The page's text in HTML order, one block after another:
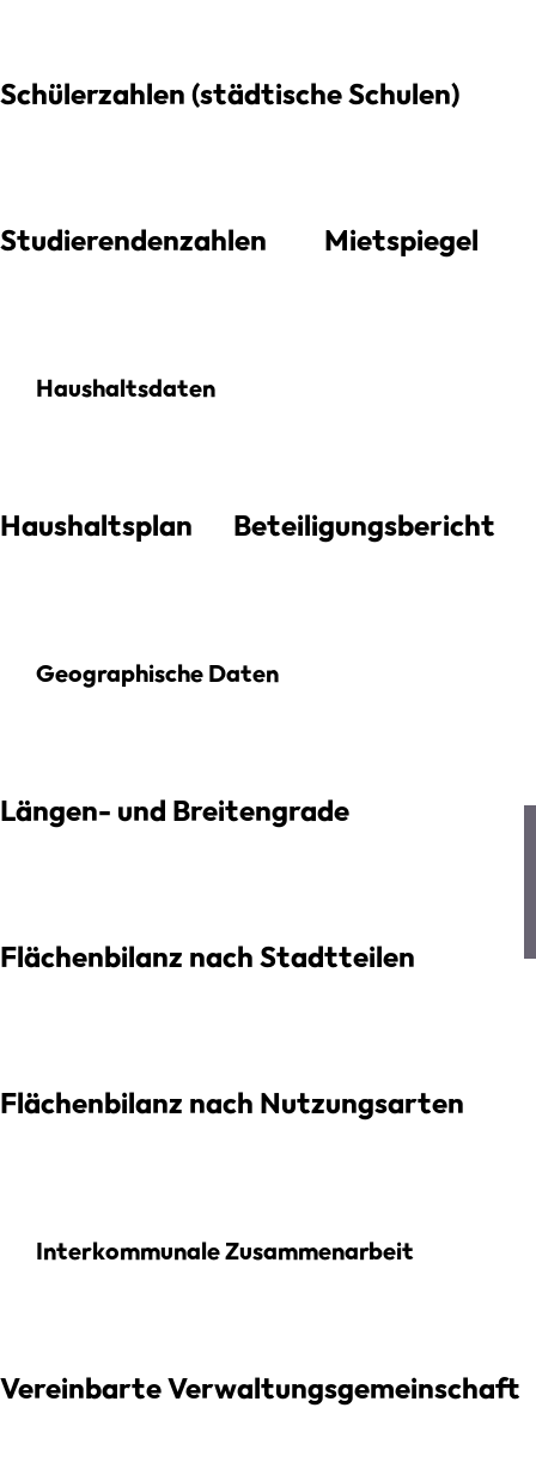
Schülerzahlen (städtische Schulen)
Studierendenzahlen Mietspiegel
Haushaltsdaten
Haushaltsplan Beteiligungsbericht
Geographische Daten
Längen- und Breitengrade
Flächenbilanz nach Stadtteilen
Flächenbilanz nach Nutzungsarten
Interkommunale Zusammenarbeit
Vereinbarte Verwaltungsgemeinschaft